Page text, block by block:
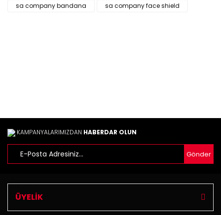
Ürün açıklamasında eksik bilgiler bulunuyor.
sa company bandana
sa company face shield
KAMPANYALARIMIZDAN HABERDAR OLUN
Gönder
ÜYELİK